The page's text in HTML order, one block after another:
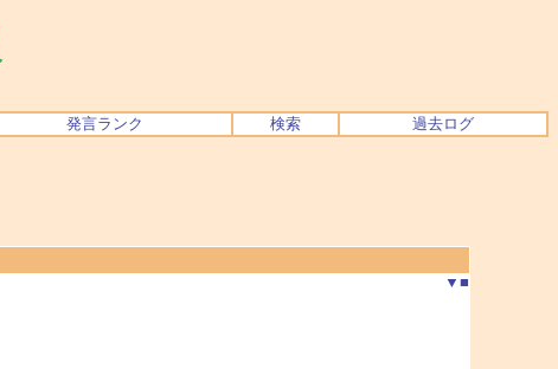
発言ランク 検索 過去ログ
▼ ■